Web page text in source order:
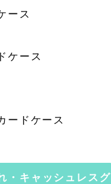
ース
ケース
ードケース
・キャッシュレスグ